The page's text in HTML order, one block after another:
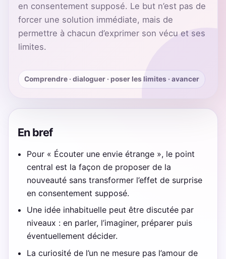
en consentement supposé. Le but n’est pas de
forcer une solution immédiate, mais de
permettre à chacun d’exprimer son vécu et ses
limites.
Comprendre · dialoguer · poser les limites · avancer
En bref
Pour « Écouter une envie étrange », le point
central est la façon de proposer de la
nouveauté sans transformer l’effet de surprise
en consentement supposé.
Une idée inhabituelle peut être discutée par
niveaux : en parler, l’imaginer, préparer puis
éventuellement décider.
La curiosité de l’un ne mesure pas l’amour de